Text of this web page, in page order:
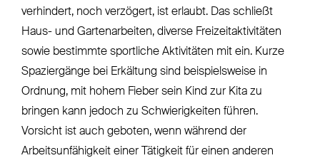
verhindert, noch verzögert, ist erlaubt. Das schließt
Haus- und Gartenarbeiten, diverse Freizeitaktivitäten
sowie bestimmte sportliche Aktivitäten mit ein. Kurze
Spaziergänge bei Erkältung sind beispielsweise in
Ordnung, mit hohem Fieber sein Kind zur Kita zu
bringen kann jedoch zu Schwierigkeiten führen.
Vorsicht ist auch geboten, wenn während der
Arbeitsunfähigkeit einer Tätigkeit für einen anderen